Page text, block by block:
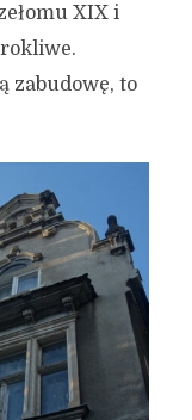
XIX i
zabudowę, to